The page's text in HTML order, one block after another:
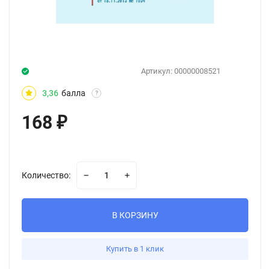
Артикул: 00000008521
3,36 балла ?
168 ₽
Количество:
В КОРЗИНУ
Купить в 1 клик